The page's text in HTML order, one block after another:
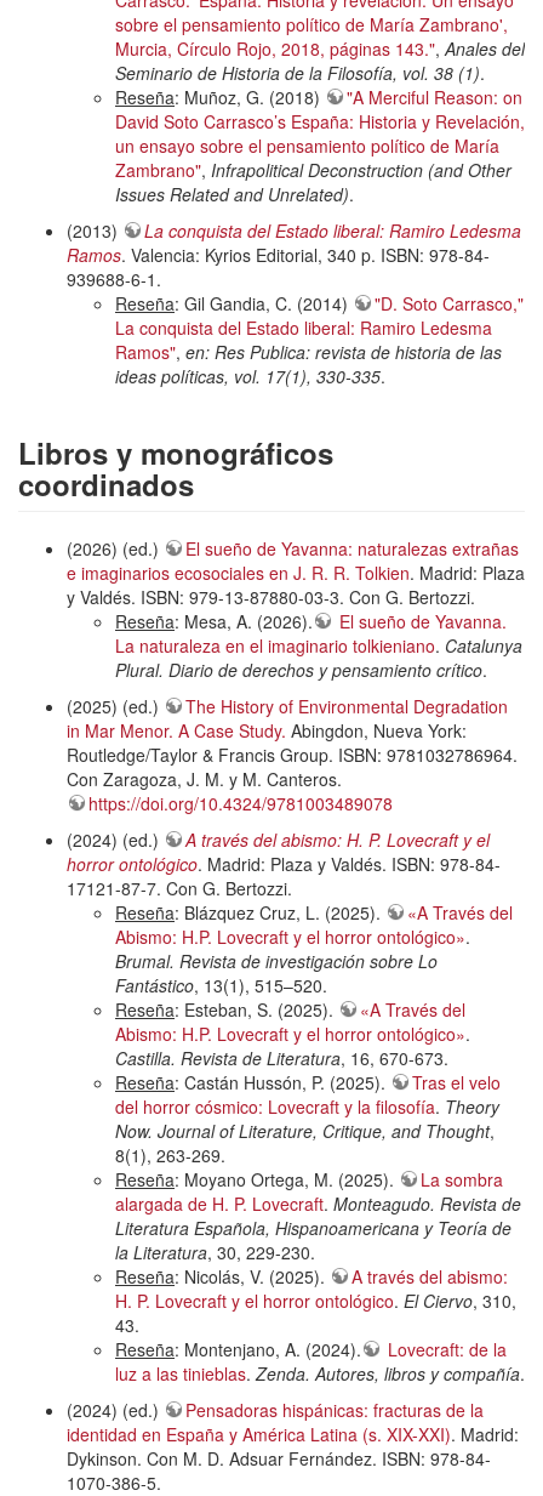
sobre el pensamiento político de María Zambrano',
Murcia, Círculo Rojo, 2018, páginas 143.",Anales del
Seminario de Historia de la Filosofía, vol. 38 (1).
Reseña: Muñoz, G. (2018)
"A Merciful Reason: on
David Soto Carrasco’s España: Historia y Revelación,
un ensayo sobre el pensamiento político de María
Zambrano", Infrapolitical Deconstruction (and Other
Issues Related and Unrelated).
(2013)
La conquista del Estado liberal: Ramiro Ledesma
Ramos. Valencia: Kyrios Editorial, 340 p. ISBN: 978-84-
939688-6-1.
Reseña: Gil Gandia, C. (2014)
"D. Soto Carrasco,"
La conquista del Estado liberal: Ramiro Ledesma
Ramos", en: Res Publica: revista de historia de las
ideas políticas, vol. 17(1), 330-335.
Libros y monográficos
coordinados
(2026) (ed.)
El sueño de Yavanna: naturalezas extrañas
e imaginarios ecosociales en J. R. R. Tolkien. Madrid: Plaza
y Valdés. ISBN: 979-13-87880-03-3. Con G. Bertozzi.
Reseña: Mesa, A. (2026).
El sueño de Yavanna.
La naturaleza en el imaginario tolkieniano. Catalunya
Plural. Diario de derechos y pensamiento crítico.
(2025) (ed.)
The History of Environmental Degradation
in Mar Menor. A Case Study. Abingdon, Nueva York:
Routledge/Taylor & Francis Group. ISBN: 9781032786964.
Con Zaragoza, J. M. y M. Canteros.
https://doi.org/10.4324/9781003489078
(2024) (ed.)
A través del abismo: H. P. Lovecraft y el
horror ontológico. Madrid: Plaza y Valdés. ISBN: 978-84-
17121-87-7. Con G. Bertozzi.
Reseña: Blázquez Cruz, L. (2025).
«A Través del
Abismo: H.P. Lovecraft y el horror ontológico».
Brumal. Revista de investigación sobre Lo
Fantástico, 13(1), 515–520.
Reseña: Esteban, S. (2025).
«A Través del
Abismo: H.P. Lovecraft y el horror ontológico».
Castilla. Revista de Literatura, 16, 670-673.
Reseña: Castán Hussón, P. (2025).
Tras el velo
del horror cósmico: Lovecraft y la filosofía. Theory
Now. Journal of Literature, Critique, and Thought,
8(1), 263-269.
Reseña: Moyano Ortega, M. (2025).
La sombra
alargada de H. P. Lovecraft. Monteagudo. Revista de
Literatura Española, Hispanoamericana y Teoría de
la Literatura, 30, 229-230.
Reseña: Nicolás, V. (2025).
A través del abismo:
H. P. Lovecraft y el horror ontológico. El Ciervo, 310,
43.
Reseña: Montenjano, A. (2024).
Lovecraft: de la
luz a las tinieblas.Zenda. Autores, libros y compañía.
(2024) (ed.)
Pensadoras hispánicas: fracturas de la
identidad en España y América Latina (s. XIX-XXI). Madrid:
Dykinson. Con M. D. Adsuar Fernández. ISBN: 978-84-
1070-386-5.